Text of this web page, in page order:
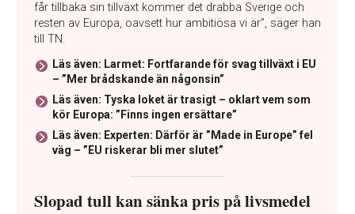
får tillbaka sin tillväxt kommer det drabba Sverige och
resten av Europa, oavsett hur ambitiösa vi är”, säger han
till TN.
Läs även: Larmet: Fortfarande för svag tillväxt i EU
– ”Mer brådskande än någonsin”
Läs även: Tyska loket är trasigt – oklart vem som
kör Europa: ”Finns ingen ersättare”
Läs även: Experten: Därför är ”Made in Europe” fel
väg – ”EU riskerar bli mer slutet”
Slopad tull kan sänka pris på livsmedel